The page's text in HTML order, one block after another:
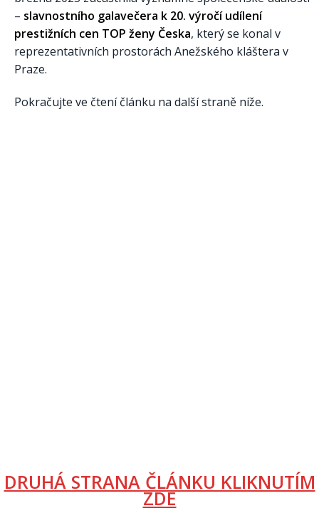
– slavnostního galavečera k 20. výročí udílení
prestižních cen TOP ženy Česka, který se konal v
reprezentativních prostorách Anežského kláštera v
Praze.
Pokračujte ve čtení článku na další straně níže.
DRUHÁ STRANA ČLÁNKU KLIKNUTÍM
ZDE